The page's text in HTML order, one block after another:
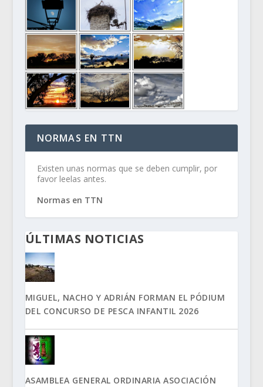
NORMAS EN TTN
Existen unas normas que se deben cumplir, por
favor leelas antes.
Normas en TTN
ÚLTIMAS NOTICIAS
MIGUEL, NACHO Y ADRIÁN FORMAN EL PÓDIUM
DEL CONCURSO DE PESCA INFANTIL 2026
ASAMBLEA GENERAL ORDINARIA ASOCIACIÓN